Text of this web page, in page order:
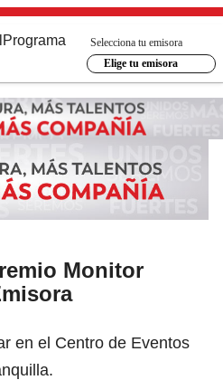
Programa
Selecciona tu emisora
Elige tu emisora
Monitor
en el Centro de Eventos